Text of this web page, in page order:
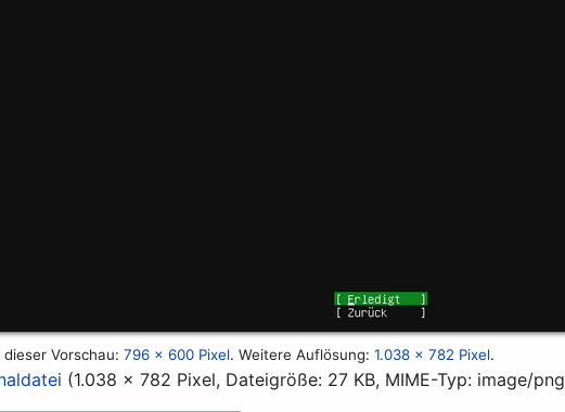
dieser Vorschau:796 × 600 Pixel.Weitere Auflösung:1.038 × 782 Pixel.
(1.038 × 782 Pixel, Dateigröße: 27 KB, MIME-Typ: image/png